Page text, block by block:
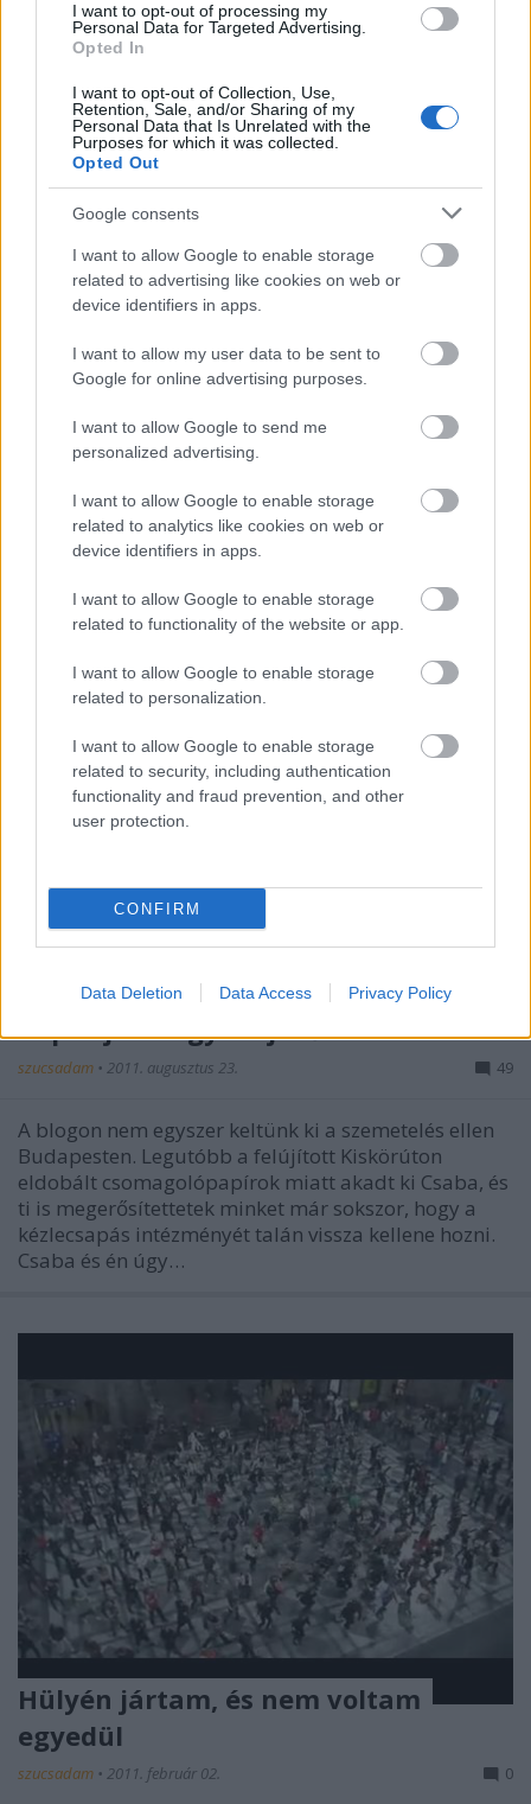
I want to opt-out of processing my
Personal Data for Targeted Advertising.
Opted In
I want to opt-out of Collection, Use,
Retention, Sale, and/or Sharing of my
Personal Data that Is Unrelated with the
Purposes for which it was collected.
Opted Out
Google consents
I want to allow Google to enable storage
related to advertising like cookies on web or
device identifiers in apps.
I want to allow my user data to be sent to
Google for online advertising purposes.
I want to allow Google to send me
personalized advertising.
I want to allow Google to enable storage
related to analytics like cookies on web or
device identifiers in apps.
I want to allow Google to enable storage
related to functionality of the website or app.
I want to allow Google to enable storage
related to personalization.
I want to allow Google to enable storage
related to security, including authentication
functionality and fraud prevention, and other
user protection.
CONFIRM
Data Deletion Data Access Privacy Policy
A világ legboldogabb
szemétfelszedője
simon mondja•2011. szeptember 02.
Flashmobot rendeztünk, méghozzá az elsőt az Egy
nap a városban történelmében. Az ötletet egy
meg az a nőt, aki felvett a földről egy korábban
szándékosan elhelyezett üres flakont, és kidobta a
szemétbe. Az üzenet egyértelmű:…
Ugye mindenki jön ma este?
este hatkor gyülekezünk a Széll Kálmán (Moszkva)
téren, a szobornál, ahonnan útjára indítjuk az "Egy
flashmob a városban - szemétszedő mutatvány az
Egy nap a városbannal" akciónkat. A legfontosabb,
hogy minél többen…
Tapsoljunk együtt jövő csütörtökön!
szucsadam • 2011. augusztus 23. 49
A blogon nem egyszer keltünk ki a szemetelés ellen
Budapesten. Legutóbb a felújított Kiskörúton
eldobált csomagolópapírok miatt akadt ki Csaba, és
ti is megerősítettetek minket már sokszor, hogy a
kézlecsapás intézményét talán vissza kellene hozni.
Csaba és én úgy…
Hülyén jártam, és nem voltam
egyedül
szucsadam • 2011. február 02. 0